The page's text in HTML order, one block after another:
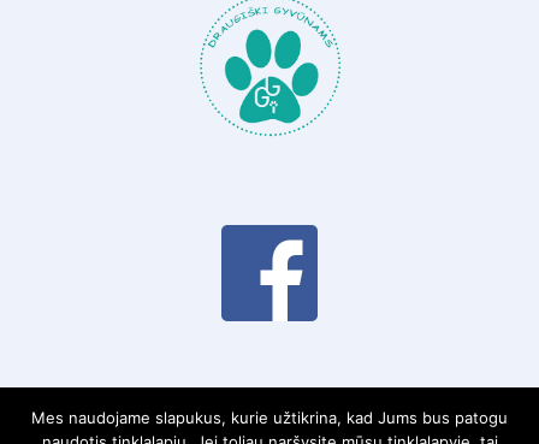
Mes naudojame slapukus, kurie užtikrina, kad Jums bus patogu